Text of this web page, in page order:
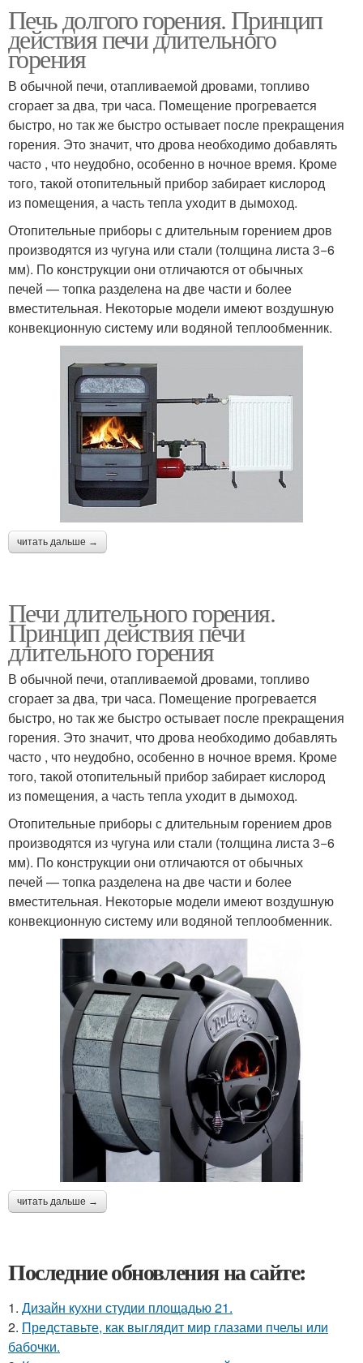
Печь долгого горения. Принцип
действия печи длительного
горения
В обычной печи, отапливаемой дровами, топливо
сгорает за два, три часа. Помещение прогревается
быстро, но так же быстро остывает после прекращения
горения. Это значит, что дрова необходимо добавлять
часто , что неудобно, особенно в ночное время. Кроме
того, такой отопительный прибор забирает кислород
из помещения, а часть тепла уходит в дымоход.
Отопительные приборы с длительным горением дров
производятся из чугуна или стали (толщина листа 3−6
мм). По конструкции они отличаются от обычных
печей — топка разделена на две части и более
вместительная. Некоторые модели имеют воздушную
конвекционную систему или водяной теплообменник.
читать дальше →
Печи длительного горения.
Принцип действия печи
длительного горения
В обычной печи, отапливаемой дровами, топливо
сгорает за два, три часа. Помещение прогревается
быстро, но так же быстро остывает после прекращения
горения. Это значит, что дрова необходимо добавлять
часто , что неудобно, особенно в ночное время. Кроме
того, такой отопительный прибор забирает кислород
из помещения, а часть тепла уходит в дымоход.
Отопительные приборы с длительным горением дров
производятся из чугуна или стали (толщина листа 3−6
мм). По конструкции они отличаются от обычных
печей — топка разделена на две части и более
вместительная. Некоторые модели имеют воздушную
конвекционную систему или водяной теплообменник.
читать дальше →
Последние обновления на сайте:
1. Дизайн кухни студии площадью 21.
2. Представьте, как выглядит мир глазами пчелы или
бабочки.